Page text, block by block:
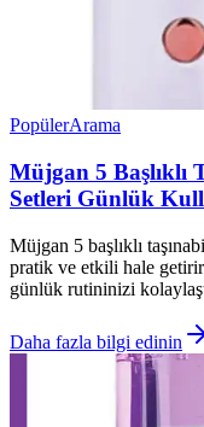
PopülerArama
Müjgan 5 Başlıklı
Setleri Günlük
Müjgan 5 başlıklı
pratik ve etkili hale
günlük rutininizi
Daha fazla bilgi edinin